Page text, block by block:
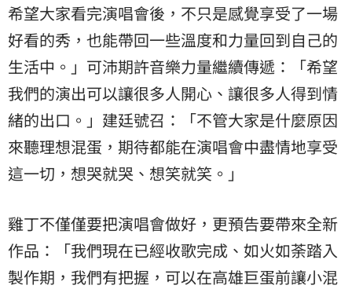
希望大家看完演唱會後，不只是感覺享受了一場
好看的秀，也能帶回一些溫度和力量回到自己的
生活中。」可沛期許音樂力量繼續傳遞：「希望
我們的演出可以讓很多人開心、讓很多人得到情
緒的出口。」建廷號召：「不管大家是什麼原因
來聽理想混蛋，期待都能在演唱會中盡情地享受
這一切，想哭就哭、想笑就笑。」
雞丁不僅僅要把演唱會做好，更預告要帶來全新
作品：「我們現在已經收歌完成、如火如荼踏入
製作期，我們有把握，可以在高雄巨蛋前讓小混